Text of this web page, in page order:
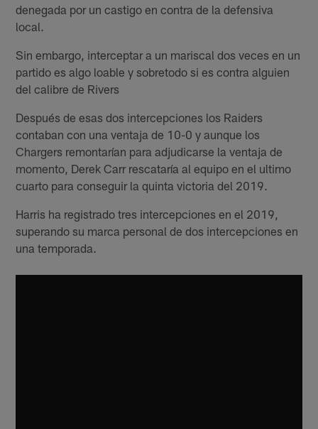
denegada por un castigo en contra de la defensiva
local.
Sin embargo, interceptar a un mariscal dos veces en un
partido es algo loable y sobretodo si es contra alguien
del calibre de Rivers
Después de esas dos intercepciones los Raiders
contaban con una ventaja de 10-0 y aunque los
Chargers remontarían para adjudicarse la ventaja de
momento, Derek Carr rescataría al equipo en el ultimo
cuarto para conseguir la quinta victoria del 2019.
Harris ha registrado tres intercepciones en el 2019,
superando su marca personal de dos intercepciones en
una temporada.